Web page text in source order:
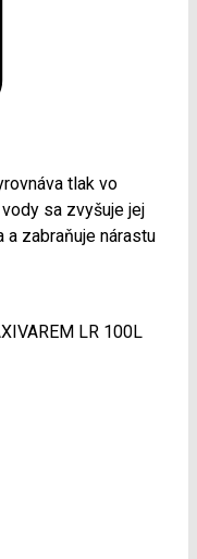
tlak vo
sa zvyšuje jej
a zabraňuje nárastu
LR 100L